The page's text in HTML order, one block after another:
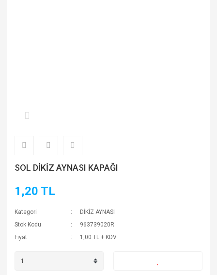
SOL DİKİZ AYNASI KAPAĞI
1,20 TL
Kategori
DİKİZ AYNASI
Stok Kodu
963739020R
Fiyat
1,00 TL + KDV